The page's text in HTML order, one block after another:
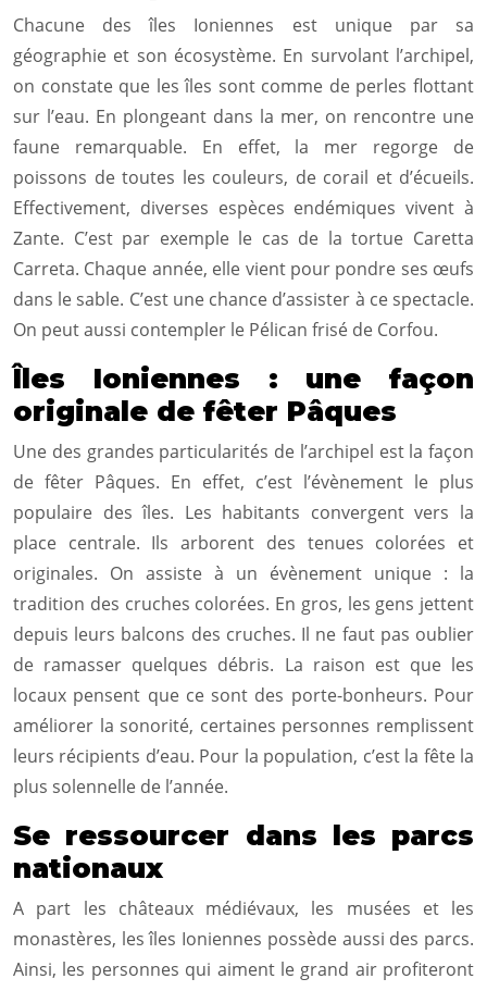
Chacune des îles Ioniennes est unique par sa
géographie et son écosystème. En survolant l’archipel,
on constate que les îles sont comme de perles flottant
sur l’eau. En plongeant dans la mer, on rencontre une
faune remarquable. En effet, la mer regorge de
poissons de toutes les couleurs, de corail et d’écueils.
Effectivement, diverses espèces endémiques vivent à
Zante. C’est par exemple le cas de la tortue Caretta
Carreta. Chaque année, elle vient pour pondre ses œufs
dans le sable. C’est une chance d’assister à ce spectacle.
On peut aussi contempler le Pélican frisé de Corfou.
Îles Ioniennes : une façon
originale de fêter Pâques
Une des grandes particularités de l’archipel est la façon
de fêter Pâques. En effet, c’est l’évènement le plus
populaire des îles. Les habitants convergent vers la
place centrale. Ils arborent des tenues colorées et
originales. On assiste à un évènement unique : la
tradition des cruches colorées. En gros, les gens jettent
depuis leurs balcons des cruches. Il ne faut pas oublier
de ramasser quelques débris. La raison est que les
locaux pensent que ce sont des porte-bonheurs. Pour
améliorer la sonorité, certaines personnes remplissent
leurs récipients d’eau. Pour la population, c’est la fête la
plus solennelle de l’année.
Se ressourcer dans les parcs
nationaux
A part les châteaux médiévaux, les musées et les
monastères, les îles Ioniennes possède aussi des parcs.
Ainsi, les personnes qui aiment le grand air profiteront